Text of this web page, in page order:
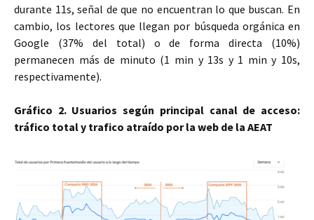
durante 11s, señal de que no encuentran lo que buscan. En
cambio, los lectores que llegan por búsqueda orgánica en
Google (37% del total) o de forma directa (10%)
permanecen más de minuto (1 min y 13s y 1 min y 10s,
respectivamente).
Gráfico 2. Usuarios según principal canal de acceso:
tráfico total y trafico atraído por la web de la AEAT